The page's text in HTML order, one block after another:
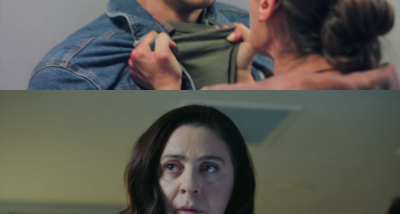
Ceylin ha intentado hacerla entrar en razón, pero
no ha habido manera. Su madre incluso se ha
compadecido de la familia de esa pobre niña…
¡Pero son ellos mismos!
Cuando salía de la comisaría, la joven abogada ha
recibido un mensaje de Inci… ¡Pero eso no es
Ceylin le ha enseñado a
dicho: su hermana está a punto de entrar al